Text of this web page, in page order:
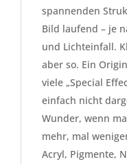
spannenden
Bild laufend – je
und Lichteinfall.
aber so. Ein
viele „Special
einfach nicht
Wunder, wenn
mehr, mal
Acryl, Pigmente,